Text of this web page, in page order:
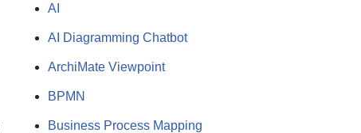
AI
AI Diagramming Chatbot
ArchiMate Viewpoint
BPMN
Business Process Mapping